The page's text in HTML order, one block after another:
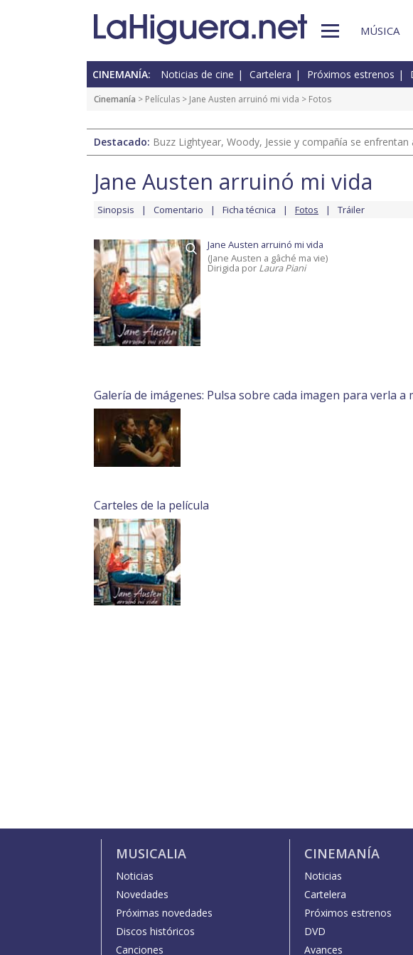
MÚSICA
CINEMANÍA: Noticias de cine Cartelera Próximos estrenos
Cinemanía > Películas > Jane Austen arruinó mi vida > Fotos
Destacado: Buzz Lightyear, Woody, Jessie y compañía se
Jane Austen arruinó mi vida
Sinopsis Comentario Ficha técnica Fotos Tráiler
Jane Austen arruinó mi vida
(Jane Austen a gâché ma vie)
Dirigida por Laura Piani
Galería de imágenes: Pulsa sobre cada imagen para verla a
Carteles de la película
MUSICALIA
Noticias
Novedades
Próximas novedades
Discos históricos
Canciones
CINEMANÍA
Noticias
Cartelera
Próximos estrenos
DVD
Avances